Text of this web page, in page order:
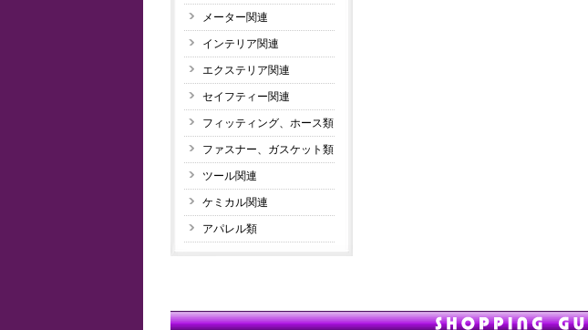
メーター関連
インテリア関連
エクステリア関連
セイフティー関連
フィッティング、ホース類
ファスナー、ガスケット類
ツール関連
ケミカル関連
アパレル類